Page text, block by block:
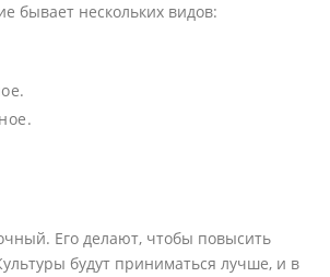
бывает нескольких видов:
Его делают, чтобы повысить
будут приниматься лучше, и в